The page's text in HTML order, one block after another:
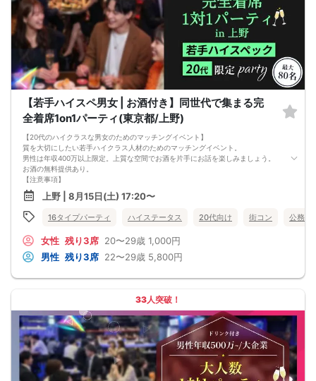
【若手ハイスペ男女 | お酒付き】同世代で集まる完
全着席1on1パーティ(東京都/上野)
【20代のハイクラスな男女のためのマッチングイベント】
質を大切にしたい若手ハイクラス人材のためのマッチングイベント。
男性は年収400万以上限定。上質な空間でお酒を片手にお話を楽しみましょう。
お酒の無料提供あり。
【注意事項】
■当日の持ち物
・公的身分証明書 ※ご提示いただけない方はご参加いただけません
■留意事項
・最善を尽くしておりますが、やむを得ない事情（ご予約者様の当日キャンセル
交通費等の補償は致しかねますのであらかじめご了承ください。
・当日は時間に余裕をもってお越しください。10分以上の遅刻はご参加をお断り
する場合がございます。
パーティ開始2時間前まで
■飲食
アルコール/ソフトドリンク付き
上野 | 8月15日(土) 17:20〜
16タイプパーティ ハイステータス 20代向け 街コン 公務員
女性 残り3席 20〜29歳 1,000円
男性 残り3席 22〜29歳 5,800円
33人突破！